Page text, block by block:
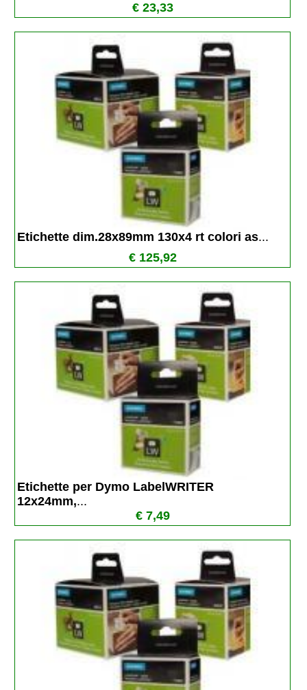
€ 23,33
Etichette dim.28x89mm 130x4 rt colori as...
€ 125,92
Etichette per Dymo LabelWRITER
12x24mm,...
€ 7,49